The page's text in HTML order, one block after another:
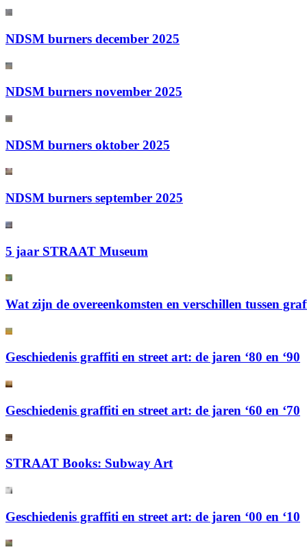
NDSM burners december 2025
NDSM burners november 2025
NDSM burners oktober 2025
NDSM burners september 2025
5 jaar STRAAT Museum
Wat zijn de overeenkomsten en verschillen tussen
Geschiedenis graffiti en street art: de jaren ‘80 en ‘90
Geschiedenis graffiti en street art: de jaren ‘60 en ‘70
STRAAT Books: Subway Art
Geschiedenis graffiti en street art: de jaren ‘00 en ‘10